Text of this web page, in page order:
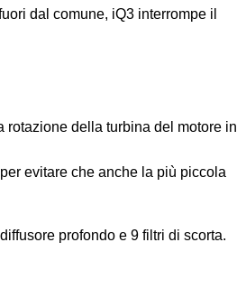
dal comune, iQ3 interrompe il
rotazione della turbina del motore in
evitare che anche la più piccola
profondo e 9 filtri di scorta.